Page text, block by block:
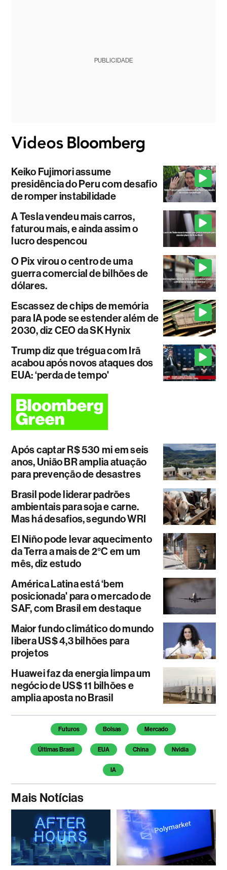
PUBLICIDADE
Keiko Fujimori assume
presidência do Peru com desafio
de romper instabilidade
A Tesla vendeu mais carros,
faturou mais, e ainda assim o
lucro despencou
O Pix virou o centro de uma
guerra comercial de bilhões de
dólares.
Escassez de chips de memória
para IA pode se estender além de
2030, diz CEO da SK Hynix
Trump diz que trégua com Irã
acabou após novos ataques dos
EUA: ‘perda de tempo'
Após captar R$ 530 mi em seis
anos, União BR amplia atuação
para prevenção de desastres
Brasil pode liderar padrões
ambientais para soja e carne.
Mas há desafios, segundo WRI
El Niño pode levar aquecimento
da Terra a mais de 2°C em um
mês, diz estudo
América Latina está ‘bem
posicionada' para o mercado de
SAF, com Brasil em destaque
Maior fundo climático do mundo
libera US$ 4,3 bilhões para
projetos
Huawei faz da energia limpa um
negócio de US$ 11 bilhões e
amplia aposta no Brasil
Temas deste artigo
Futuros Bolsas Mercado
Últimas Brasil EUA China Nvidia
IA
Mais Notícias